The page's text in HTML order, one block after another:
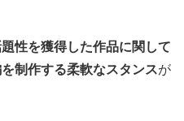
性を獲得した作品に関して
制作する柔軟なスタンスが